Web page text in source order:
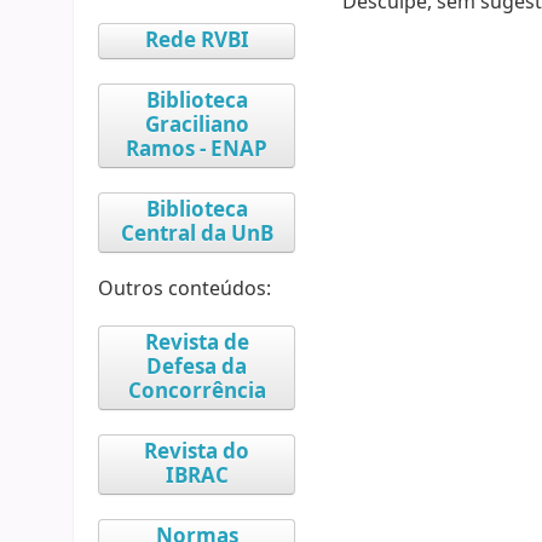
Rede RVBI
Biblioteca
Graciliano
Ramos - ENAP
Biblioteca
Central da UnB
Outros conteúdos:
Revista de
Defesa da
Concorrência
Revista do
IBRAC